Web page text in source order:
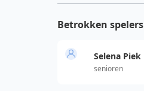
Betrokken spelers
Selena Piek
senioren